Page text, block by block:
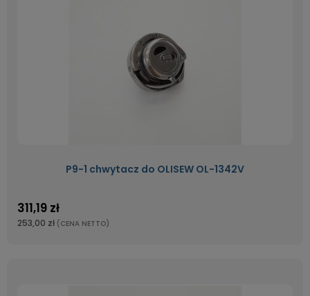
P9-1 chwytacz do OLISEW OL-1342V
311,19 zł
253,00 zł (CENA NETTO)